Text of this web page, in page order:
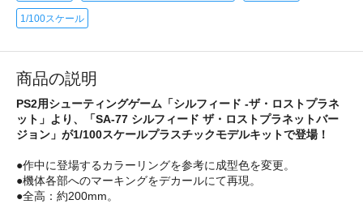
1/100スケール
商品の説明
PS2用シューティングゲーム「シルフィード -ザ・ロストプラネ
ット」より、「SA-77 シルフィード ザ・ロストプラネットバー
ジョン」が1/100スケールプラスチックモデルキットで登場！
●作中に登場するカラーリングを参考に成型色を変更。
●機体各部へのマーキングをデカールにて再現。
●全高：約200mm。